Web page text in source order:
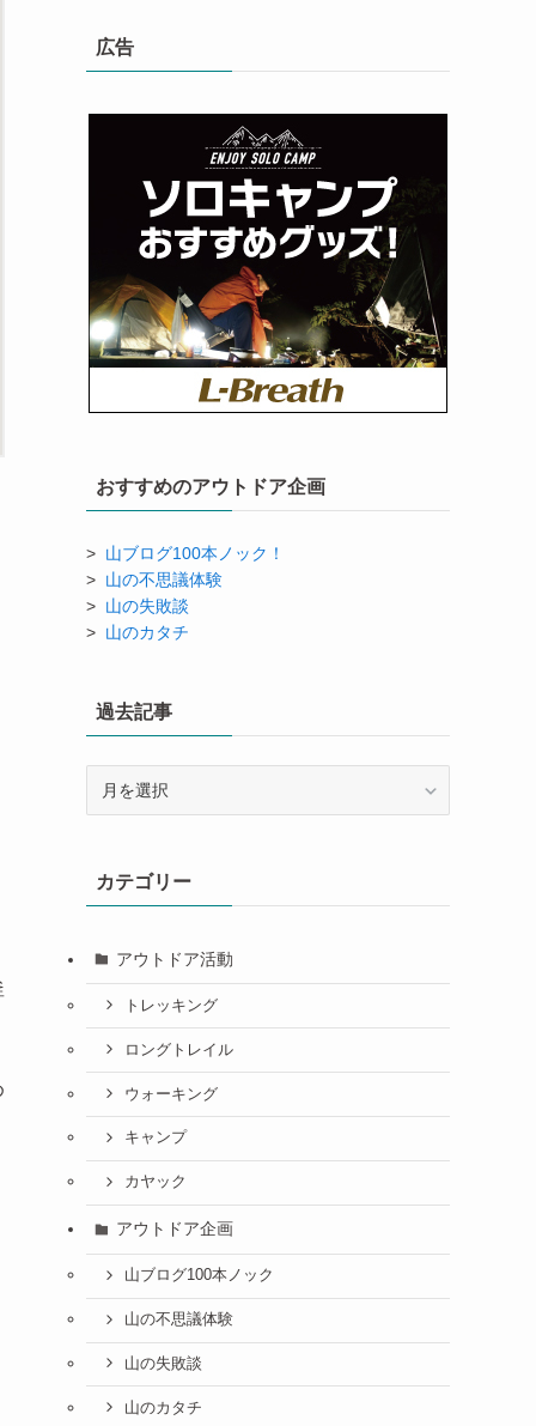
広告
おすすめのアウトドア企画
> 山ブログ100本ノック！
> 山の不思議体験
> 山の失敗談
> 山のカタチ
過去記事
カテゴリー
アウトドア活動
トレッキング
ロングトレイル
ウォーキング
キャンプ
カヤック
アウトドア企画
山ブログ100本ノック
山の不思議体験
山の失敗談
山のカタチ